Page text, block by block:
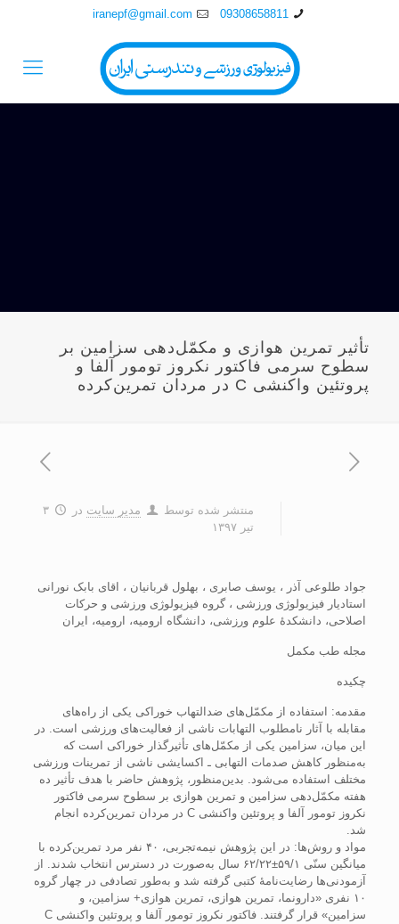
09308658811
iranepf@gmail.com
تأثیر تمرین هوازی و مکمّل‌دهی سزامین بر
سطوح سرمی فاکتور نکروز تومور آلفا و
پروتئین واکنشی C در مردان تمرین‌کرده
منتشر شده توسط مدیر سایت در
۳
تیر ۱۳۹۷
جواد طلوعی آذر ، یوسف صابری ، بهلول قربانیان ، اقای بابک نورانی
استادیار فیزیولوژی ورزشی ، گروه فیزیولوژی ورزشی و حرکات
اصلاحی، دانشکدۀ علوم ورزشی، دانشگاه ارومیه، ارومیه، ایران
مجله طب مکمل
چکیده
مقدمه: استفاده از مکمّل‌های ضدالتهاب خوراکی یکی از راه‌های
مقابله با آثار نامطلوب التهابات ناشی از فعالیت‌های ورزشی است. در
این میان، سزامین یکی از مکمّل‌های تأثیرگذار خوراکی است که
به‌منظور کاهش صدمات التهابی ـ اکسایشی ناشی از تمرینات ورزشی
مختلف استفاده می‌شود. بدین‌منظور، پژوهش حاضر با هدف تأثیر ده
هفته مکمّل‌دهی­ سزامین و تمرین هوازی بر سطوح سرمی فاکتور
نکروز تومور آلفا و پروتئین واکنشی C در مردان تمرین‌کرده انجام
شد.
مواد و روش‌ها: در این پژوهش نیمه‌تجربی، ۴۰ نفر مرد تمرین‌کرده با
میانگین سنّی ۵۹/۱±۶۲/۲۲ سال به‌صورت در دسترس انتخاب شدند. از
آزمودنی‌ها رضایت‌نامۀ کتبی گرفته شد و به‌طور تصادفی در چهار گروه
۱۰ نفری «دارونما، تمرین هوازی، تمرین هوازی+ سزامین، و
سزامین» قرار گرفتند. فاکتور نکروز تومور آلفا و پروتئین واکنشی C